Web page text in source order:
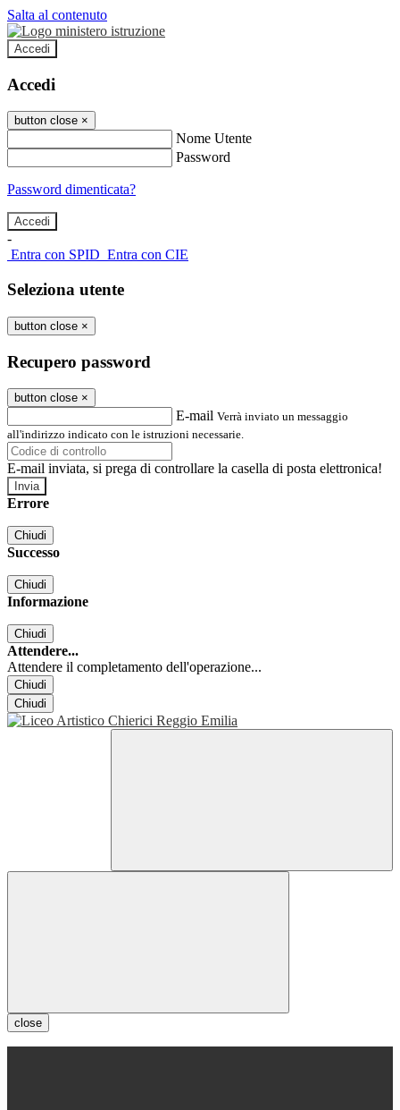
Salta al contenuto
Accedi
Accedi
button close ×
Nome Utente
Password
Password dimenticata?
-
Entra con SPID Entra con CIE
Seleziona utente
button close ×
Recupero password
button close ×
E-mail Verrà inviato un messaggio
all'indirizzo indicato con le istruzioni necessarie.
E-mail inviata, si prega di controllare la casella di posta elettronica!
Errore
Chiudi
Successo
Chiudi
Informazione
Chiudi
Attendere...
Attendere il completamento dell'operazione...
Chiudi
Chiudi
close